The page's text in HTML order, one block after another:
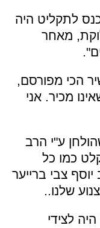
לתקליט היה
מאחר
הכי מפורסם,
מכיר. אני
ע"י הרב
כמו כל
צבי ברייער
שלנו..
לצידי